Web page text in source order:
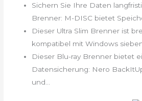
Sichern Sie Ihre Daten
Brenner: M-DISC bietet
Dieser Ultra Slim Brenner ist
kompatibel mit Windows sieben
Dieser Blu-ray Brenner bietet
Datensicherung: Nero
und...